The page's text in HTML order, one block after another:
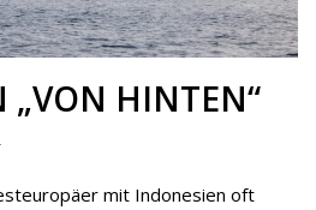
„VON HINTEN“
mit Indonesien oft